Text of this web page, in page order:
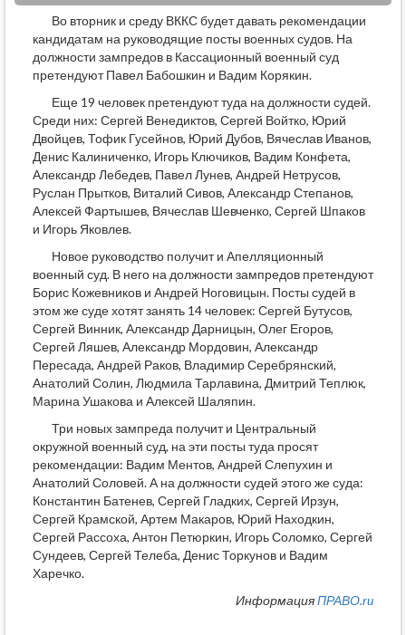
Во вторник и среду ВККС будет давать рекомендации
кандидатам на руководящие посты военных судов. На
должности зампредов в Кассационный военный суд
претендуют Павел Бабошкин и Вадим Корякин.
Еще 19 человек претендуют туда на должности судей.
Среди них: Сергей Венедиктов, Сергей Войтко, Юрий
Двойцев, Тофик Гусейнов, Юрий Дубов, Вячеслав Иванов,
Денис Калиниченко, Игорь Ключиков, Вадим Конфета,
Александр Лебедев, Павел Лунев, Андрей Нетрусов,
Руслан Прытков, Виталий Сивов, Александр Степанов,
Алексей Фартышев, Вячеслав Шевченко, Сергей Шпаков
и Игорь Яковлев.
Новое руководство получит и Апелляционный
военный суд. В него на должности зампредов претендуют
Борис Кожевников и Андрей Ноговицын. Посты судей в
этом же суде хотят занять 14 человек: Сергей Бутусов,
Сергей Винник, Александр Дарницын, Олег Егоров,
Сергей Ляшев, Александр Мордовин, Александр
Пересада, Андрей Раков, Владимир Серебрянский,
Анатолий Солин, Людмила Тарлавина, Дмитрий Теплюк,
Марина Ушакова и Алексей Шаляпин.
Три новых зампреда получит и Центральный
окружной военный суд, на эти посты туда просят
рекомендации: Вадим Ментов, Андрей Слепухин и
Анатолий Соловей. А на должности судей этого же суда:
Константин Батенев, Сергей Гладких, Сергей Ирзун,
Сергей Крамской, Артем Макаров, Юрий Находкин,
Сергей Рассоха, Антон Петюркин, Игорь Соломко, Сергей
Сундеев, Сергей Телеба, Денис Торкунов и Вадим
Харечко.
ИнформацияПРАВО.ru